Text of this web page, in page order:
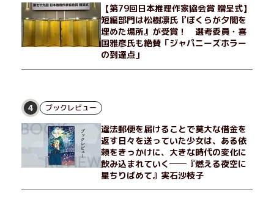
【第79回日本推理作家協会賞 贈呈式】
短編部門は松樹凛氏『ぼくらが夕闇を
埋めた場所』が受賞！ 選考委員・喜
国雅彦氏も絶賛「ジャパニーズホラー
の到達点」
4 ブックレビュー
違法郵便を届けることで莫大な借金を
返す日々を送っていた少女は、ある依
頼をきっかけに、大きな時代の変化に
飲み込まれていく──『燃える夜空に
星ちりばめて』実石沙枝子